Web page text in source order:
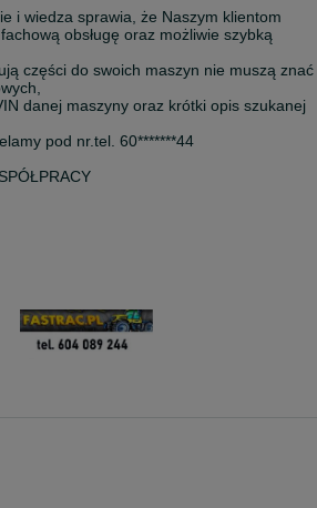
i wiedza sprawia, że Naszym klientom
obsługę oraz możliwie szybką
części do swoich maszyn nie muszą znać
danej maszyny oraz krótki opis szukanej
pod nr.tel. 60*******44